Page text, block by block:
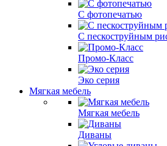
С фотопечатью
С пескоструйным
Промо-Класс
Эко серия
Мягкая мебель
Мягкая мебель
Диваны